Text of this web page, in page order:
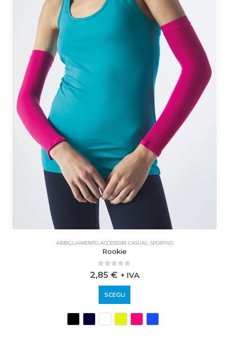
ABBIGLIAMENTO, ACCESSORI CASUAL SPORTIVO
Rookie
0out of 5
2,85 € + IVA
SCEGLI